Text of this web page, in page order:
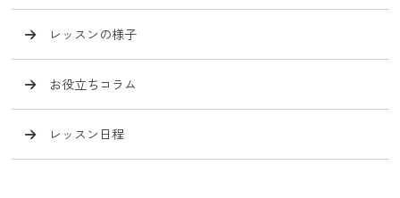
レッスンの様子
お役立ちコラム
レッスン日程